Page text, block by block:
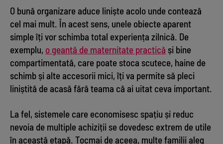
O bună organizare aduce liniște acolo unde contează
cel mai mult. În acest sens, unele obiecte aparent
simple îți vor schimba total experiența zilnică. De
exemplu, o geantă de maternitate practică și bine
compartimentată, care poate stoca scutece, haine de
schimb și alte accesorii mici, îți va permite să pleci
liniștită de acasă fără teama că ai uitat ceva important.
La fel, sistemele care economisesc spațiu și reduc
nevoia de multiple achiziții se dovedesc extrem de utile
în această etapă. Tocmai de aceea, multe familii aleg